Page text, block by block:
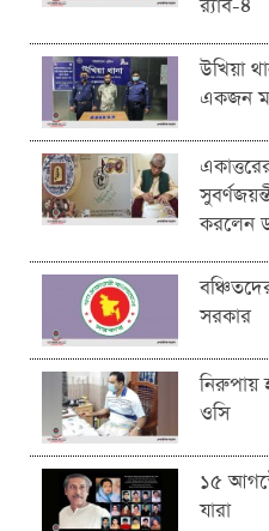
র‌্যাব-৪
উখিয়া
একজন
করলেন
সরকার
নিরুপায়
ওসি
১৫
যারা